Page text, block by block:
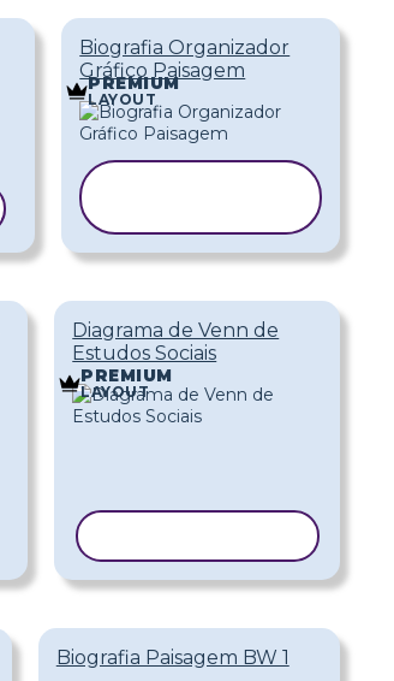
Biografia Organizador
Gráfico Paisagem
PREMIUM
LAYOUT
Diagrama de Venn de
Estudos Sociais
PREMIUM
LAYOUT
Biografia Paisagem BW 1